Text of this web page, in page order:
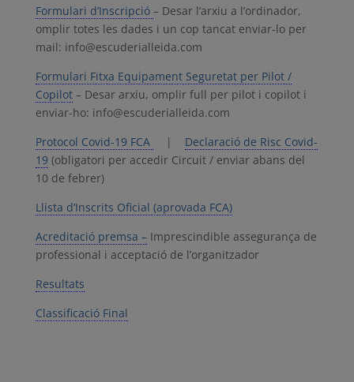
Formulari d’Inscripció – Desar l’arxiu a l’ordinador,
omplir totes les dades i un cop tancat enviar-lo per
mail: info@escuderialleida.com
Formulari Fitxa Equipament Seguretat per Pilot /
Copilot– Desar arxiu, omplir full per pilot i copilot i
enviar-ho: info@escuderialleida.com
Protocol Covid-19 FCA
| Declaració de Risc Covid-
19 (obligatori per accedir Circuit / enviar abans del
10 de febrer)
Llista d’Inscrits Oficial (aprovada FCA)
Acreditació premsa –Imprescindible assegurança de
professional i acceptació de l’organitzador
Resultats
Classificació Final